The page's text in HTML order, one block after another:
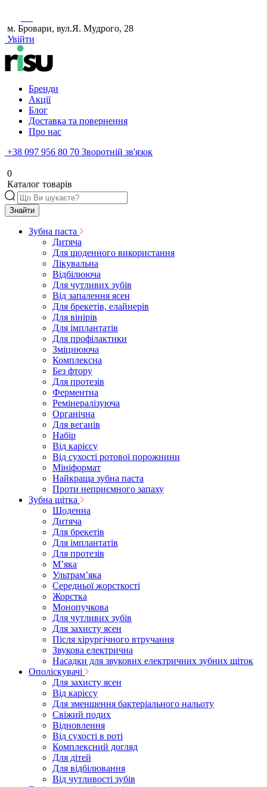
м. Бровари, вул.Я. Мудрого, 28
Увійти
Бренди
Акції
Блог
Доставка та повернення
Про нас
+38 097 956 80 70 Зворотній зв'язок
0
Каталог товарів
Знайти
Зубна паста
Дитяча
Для щоденного використання
Лікувальна
Відбілююча
Для чутливих зубів
Від запалення ясен
Для брекетів, елайнерів
Для вінірів
Для імплантатів
Для профілактики
Зміцнююча
Комплексна
Без фтору
Для протезів
Ферментна
Ремінералізуюча
Органічна
Для веганів
Набір
Від карієсу
Від сухості ротової порожнини
Мініформат
Найкраща зубна паста
Проти неприємного запаху
Зубна щітка
Щоденна
Дитяча
Для брекетів
Для імплантатів
Для протезів
Мʼяка
Ультрамʼяка
Середньої жорсткості
Жорстка
Монопучкова
Для чутливих зубів
Для захисту ясен
Після хірургічного втручання
Звукова електрична
Насадки для звукових електричних зубних щіток
Ополіскувачі
Для захисту ясен
Від карієсу
Для зменшення бактеріального нальоту
Свіжий подих
Відновлення
Від сухості в роті
Комплексний догляд
Для дітей
Для відбілювання
Від чутливості зубів